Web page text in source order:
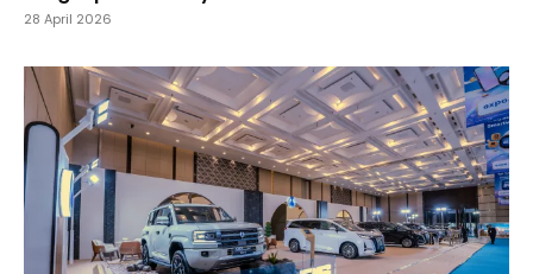
28 April 2026